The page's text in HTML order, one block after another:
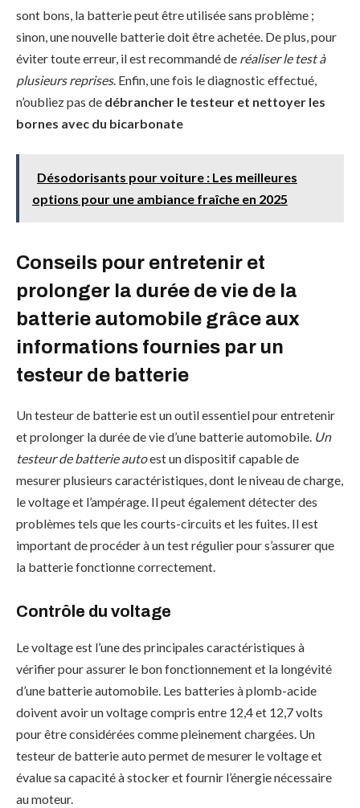
sont bons, la batterie peut être utilisée sans problème ;
sinon, une nouvelle batterie doit être achetée. De plus, pour
éviter toute erreur, il est recommandé de réaliser le test à
plusieurs reprises. Enfin, une fois le diagnostic effectué,
n’oubliez pas de débrancher le testeur et nettoyer les
bornes avec du bicarbonate
Désodorisants pour voiture : Les meilleures
options pour une ambiance fraîche en 2025
Conseils pour entretenir et
prolonger la durée de vie de la
batterie automobile grâce aux
informations fournies par un
testeur de batterie
Un testeur de batterie est un outil essentiel pour entretenir
et prolonger la durée de vie d’une batterie automobile. Un
testeur de batterie autoest un dispositif capable de
mesurer plusieurs caractéristiques, dont le niveau de charge,
le voltage et l’ampérage. Il peut également détecter des
problèmes tels que les courts-circuits et les fuites. Il est
important de procéder à un test régulier pour s’assurer que
la batterie fonctionne correctement.
Contrôle du voltage
Le voltage est l’une des principales caractéristiques à
vérifier pour assurer le bon fonctionnement et la longévité
d’une batterie automobile. Les batteries à plomb-acide
doivent avoir un voltage compris entre 12,4 et 12,7 volts
pour être considérées comme pleinement chargées. Un
testeur de batterie auto permet de mesurer le voltage et
évalue sa capacité à stocker et fournir l’énergie nécessaire
au moteur.